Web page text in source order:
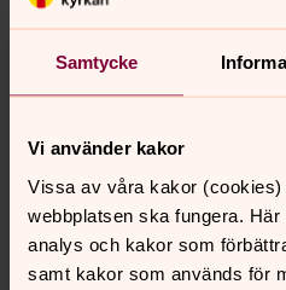
Samtycke
Vi använder kakor
Vissa av våra kakor (cookies)
webbplatsen ska fungera.
analys och kakor som
samt kakor som används för